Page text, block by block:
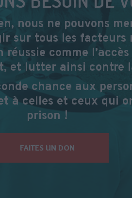
nous ne pouvons
sur tous les facteurs
comme l’accès
et lutter ainsi contre
chance aux
à celles et ceux qui
prison !
FAITES UN DON